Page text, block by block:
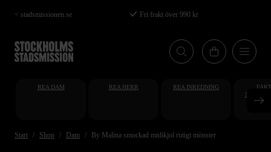
Hoppa
till
huvudinnehåll
< stadsmissionen.se Fri frakt över 990 kr
REA DAM REA HERR REA INREDNING
Start Shop Dam By Malina smockad midikjol rutigt mönster